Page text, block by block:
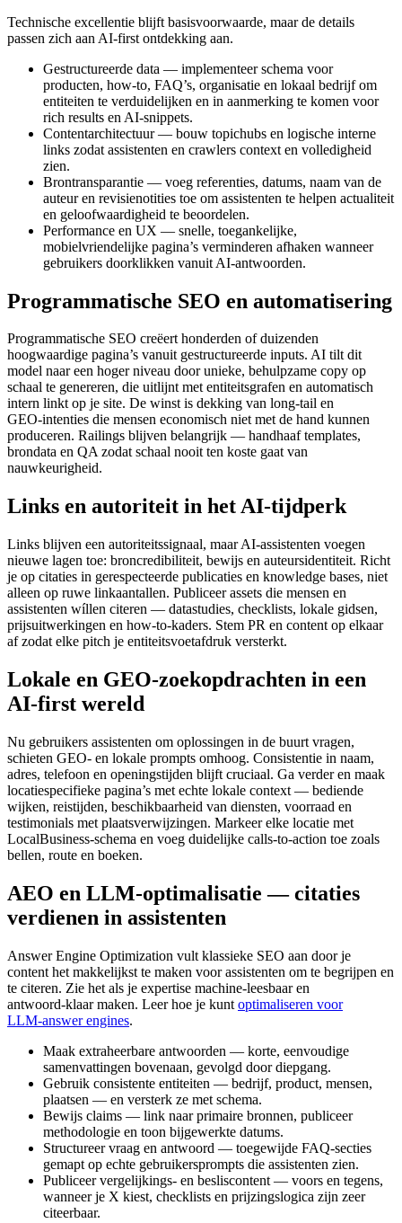
Technische excellentie blijft basisvoorwaarde, maar de details
passen zich aan AI‑first ontdekking aan.
Gestructureerde data — implementeer schema voor
producten, how‑to, FAQ’s, organisatie en lokaal bedrijf om
entiteiten te verduidelijken en in aanmerking te komen voor
rich results en AI‑snippets.
Contentarchitectuur — bouw topichubs en logische interne
links zodat assistenten en crawlers context en volledigheid
zien.
Brontransparantie — voeg referenties, datums, naam van de
auteur en revisienotities toe om assistenten te helpen actualiteit
en geloofwaardigheid te beoordelen.
Performance en UX — snelle, toegankelijke,
mobielvriendelijke pagina’s verminderen afhaken wanneer
gebruikers doorklikken vanuit AI‑antwoorden.
Programmatische SEO en automatisering
Programmatische SEO creëert honderden of duizenden
hoogwaardige pagina’s vanuit gestructureerde inputs. AI tilt dit
model naar een hoger niveau door unieke, behulpzame copy op
schaal te genereren, die uitlijnt met entiteitsgrafen en automatisch
intern linkt op je site. De winst is dekking van long‑tail en
GEO‑intenties die mensen economisch niet met de hand kunnen
produceren. Railings blijven belangrijk — handhaaf templates,
brondata en QA zodat schaal nooit ten koste gaat van
nauwkeurigheid.
Links en autoriteit in het AI‑tijdperk
Links blijven een autoriteitssignaal, maar AI‑assistenten voegen
nieuwe lagen toe: broncredibiliteit, bewijs en auteursidentiteit. Richt
je op citaties in gerespecteerde publicaties en knowledge bases, niet
alleen op ruwe linkaantallen. Publiceer assets die mensen en
assistenten wíllen citeren — datastudies, checklists, lokale gidsen,
prijsuitwerkingen en how‑to‑kaders. Stem PR en content op elkaar
af zodat elke pitch je entiteitsvoetafdruk versterkt.
Lokale en GEO‑zoekopdrachten in een
AI‑first wereld
Nu gebruikers assistenten om oplossingen in de buurt vragen,
schieten GEO‑ en lokale prompts omhoog. Consistentie in naam,
adres, telefoon en openingstijden blijft cruciaal. Ga verder en maak
locatiespecifieke pagina’s met echte lokale context — bediende
wijken, reistijden, beschikbaarheid van diensten, voorraad en
testimonials met plaatsverwijzingen. Markeer elke locatie met
LocalBusiness‑schema en voeg duidelijke calls‑to‑action toe zoals
bellen, route en boeken.
AEO en LLM‑optimalisatie — citaties
verdienen in assistenten
Answer Engine Optimization vult klassieke SEO aan door je
content het makkelijkst te maken voor assistenten om te begrijpen en
te citeren. Zie het als je expertise machine‑leesbaar en
antwoord‑klaar maken. Leer hoe je kunt optimaliseren voor
LLM‑answer engines.
Maak extraheerbare antwoorden — korte, eenvoudige
samenvattingen bovenaan, gevolgd door diepgang.
Gebruik consistente entiteiten — bedrijf, product, mensen,
plaatsen — en versterk ze met schema.
Bewijs claims — link naar primaire bronnen, publiceer
methodologie en toon bijgewerkte datums.
Structureer vraag en antwoord — toegewijde FAQ‑secties
gemapt op echte gebruikersprompts die assistenten zien.
Publiceer vergelijkings‑ en besliscontent — voors en tegens,
wanneer je X kiest, checklists en prijzingslogica zijn zeer
citeerbaar.